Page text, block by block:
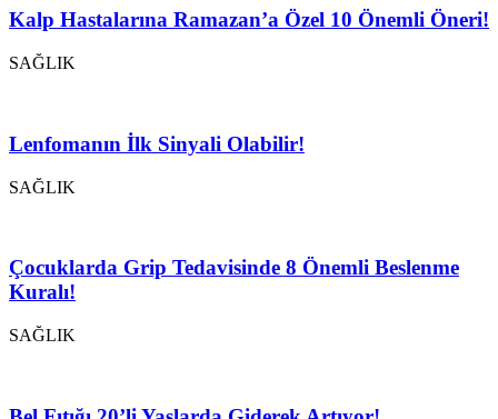
Kalp Hastalarına Ramazan’a Özel 10 Önemli Öneri!
SAĞLIK
Lenfomanın İlk Sinyali Olabilir!
SAĞLIK
Çocuklarda Grip Tedavisinde 8 Önemli Beslenme
Kuralı!
SAĞLIK